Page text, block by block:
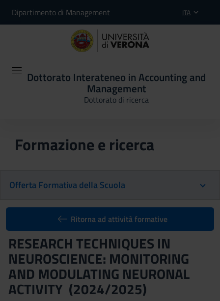
Dipartimento di Management ITA
Dottorato Interateneo in Accounting and
Management
Dottorato di ricerca
Formazione e ricerca
Offerta Formativa della Scuola
Ritorna ad attività formative
RESEARCH TECHNIQUES IN
NEUROSCIENCE: MONITORING
AND MODULATING NEURONAL
ACTIVITY (2024/2025)